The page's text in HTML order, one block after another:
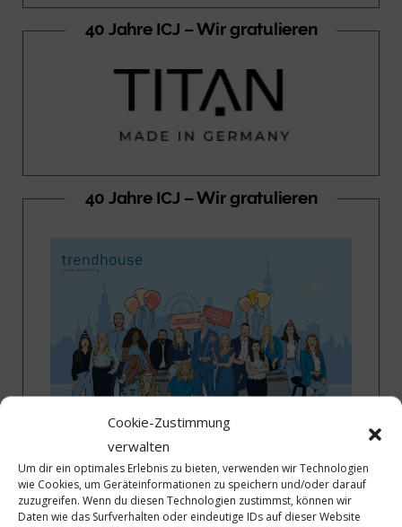
Cookie-Zustimmung
verwalten
Um dir ein optimales Erlebnis zu bieten, verwenden wir Technologien
wie Cookies, um Geräteinformationen zu speichern und/oder darauf
zuzugreifen. Wenn du diesen Technologien zustimmst, können wir
Daten wie das Surfverhalten oder eindeutige IDs auf dieser Website
40 Jahre ICJ – Wir gratulieren
40 Jahre ICJ – Wir gratulieren
40 Jahre ICJ – Wir gratulieren